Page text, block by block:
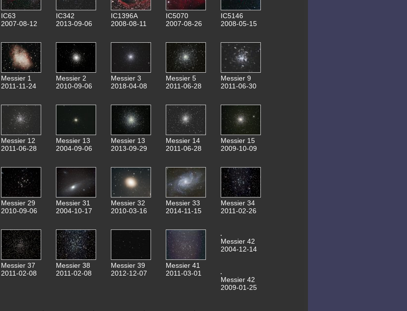
IC63
2007-08-12
IC342
2013-09-06
IC1396A
2008-08-11
IC5070
2007-08-26
IC5146
2008-05-15
Messier 1
2011-11-24
Messier 2
2010-09-06
Messier 3
2018-04-08
Messier 5
2011-06-28
Messier 9
2011-06-30
Messier 12
2011-06-28
Messier 13
2004-09-06
Messier 13
2013-09-29
Messier 14
2011-06-28
Messier 15
2009-10-09
Messier 29
2010-09-06
Messier 31
2004-10-17
Messier 32
2010-03-16
Messier 33
2014-11-15
Messier 34
2011-02-26
Messier 37
2011-02-08
Messier 38
2011-02-08
Messier 39
2012-12-07
Messier 41
2011-03-01
Messier 42
2004-12-14
Messier 42
2009-01-25